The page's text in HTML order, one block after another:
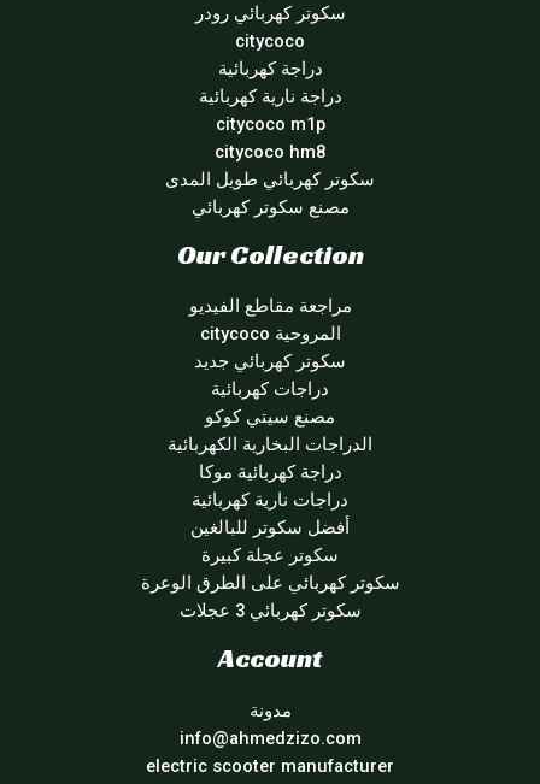
سكوتر كهربائي رودر
citycoco
دراجة كهربائية
دراجة نارية كهربائية
citycoco m1p
citycoco hm8
سكوتر كهربائي طويل المدى
مصنع سكوتر كهربائي
Our Collection
مراجعة مقاطع الفيديو
المروحية citycoco
سكوتر كهربائي جديد
دراجات كهربائية
مصنع سيتي كوكو
الدراجات البخارية الكهربائية
دراجة كهربائية موكا
دراجات نارية كهربائية
أفضل سكوتر للبالغين
سكوتر عجلة كبيرة
سكوتر كهربائي على الطرق الوعرة
سكوتر كهربائي 3 عجلات
Account
مدونة
info@ahmedzizo.com
electric scooter manufacturer